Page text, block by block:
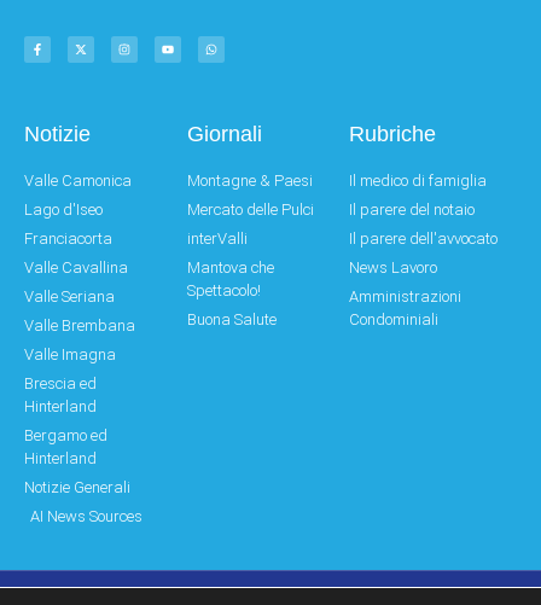
Notizie
Valle Camonica
Lago d'Iseo
Franciacorta
Valle Cavallina
Valle Seriana
Valle Brembana
Valle Imagna
Brescia ed
Hinterland
Bergamo ed
Hinterland
Notizie Generali
AI News Sources
Giornali
Montagne & Paesi
Mercato delle Pulci
interValli
Mantova che
Spettacolo!
Buona Salute
Rubriche
Il medico di famiglia
Il parere del notaio
Il parere dell'avvocato
News Lavoro
Amministrazioni
Condominiali